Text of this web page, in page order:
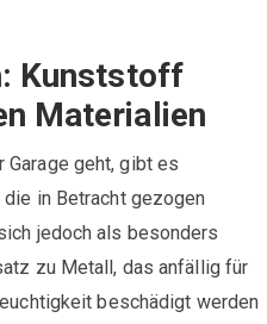
Kunststoff
Materialien
Garage geht, gibt es
in Betracht gezogen
jedoch als besonders
zu Metall, das anfällig für
beschädigt werden